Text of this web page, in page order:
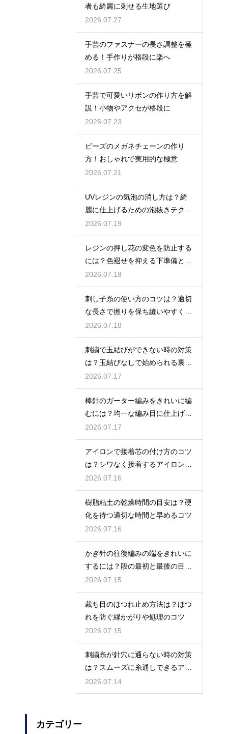
者も綺麗に刺せる生地選び
2026.07.27
手芸のファスナーの長さ調整を極
める！手作りが格段に楽へ
2026.07.25
手芸で可愛いリボンの作り方を解
説！小物やアクセが格段に
2026.07.23
ビーズのメガネチェーンの作り
方！おしゃれで実用的な極意
2026.07.21
UVレジンの気泡の消し方は？綺
麗に仕上げるための泡抜きテクニ
ック
2026.07.19
レジンの押し花の変色を防止する
には？色褪せを抑える下準備とU
Vカットの工夫
2026.07.18
刺し子糸の使い方のコツは？適切
な長さで撚りを保ち縫いやすくす
る方法
2026.07.18
刺繍で玉結びができない時の対策
は？玉結びなしで始められる裏技
や練習法
2026.07.17
棒針のガーター編みをきれいに編
むには？均一な編み目に仕上げる
コツ
2026.07.17
アイロンで接着芯の付け方のコツ
は？シワなく接着するアイロンが
けのポイント
2026.07.16
樹脂粘土の乾燥時間の目安は？硬
化を待つ適切な時間と早めるコツ
2026.07.16
かぎ針の往復編みの端をきれいに
するには？段の最初と最後の目を
揃えるポイント
2026.07.15
裁ち目のほつれ止め方法は？ほつ
れを防ぐ縁かがりや処理のコツ
2026.07.15
刺繍糸が針穴に通らない時の対策
は？スムーズに糸通しできるアイ
テムとコツ
2026.07.14
カテゴリー